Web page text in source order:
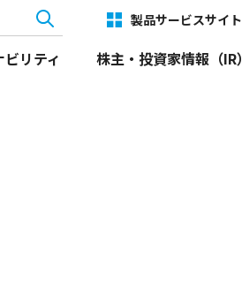
製品サービスサイト
リティ 株主・投資家情報（IR）